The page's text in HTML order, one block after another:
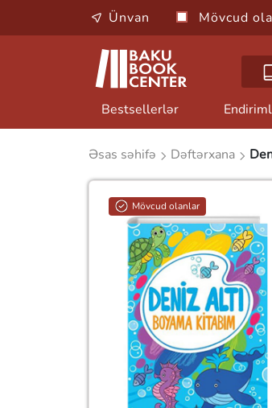
Ünvan Mövcud
Bestsellerlər
Əsas səhifə Dəftərxana
Mövcud olanlar